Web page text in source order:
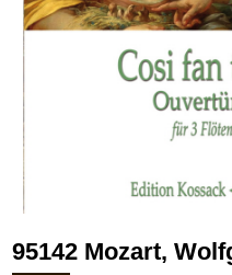
95142 Mozart,